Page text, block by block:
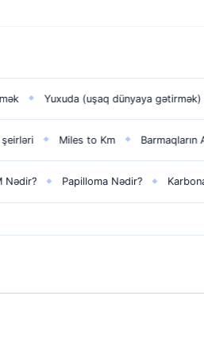
(uşaq dünyaya gətirmək) doğmaq ◆
to Km ◆ Barmaqların Adları. Əl
Nədir? ◆ Karbonat Nədir? ◆